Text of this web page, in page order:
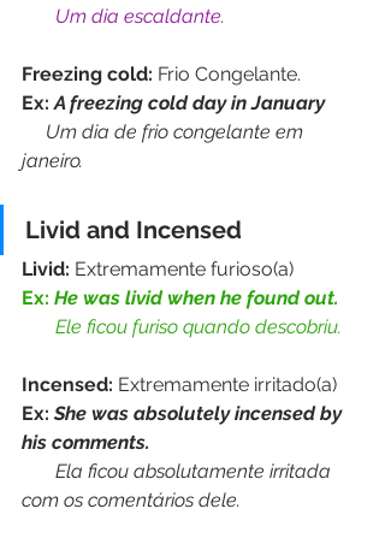
Um dia escaldante.
Freezing cold: Frio Congelante.
Ex: A freezing cold day in January
janeiro.
Livid and Incensed
Livid: Extremamente furioso(a)
Ex: He was livid when he found out.
Ele ficou furiso quando descobriu.
Incensed: Extremamente irritado(a)
Ex: She was absolutely incensed by
his comments.
Ela ficou absolutamente irritada
com os comentários dele.